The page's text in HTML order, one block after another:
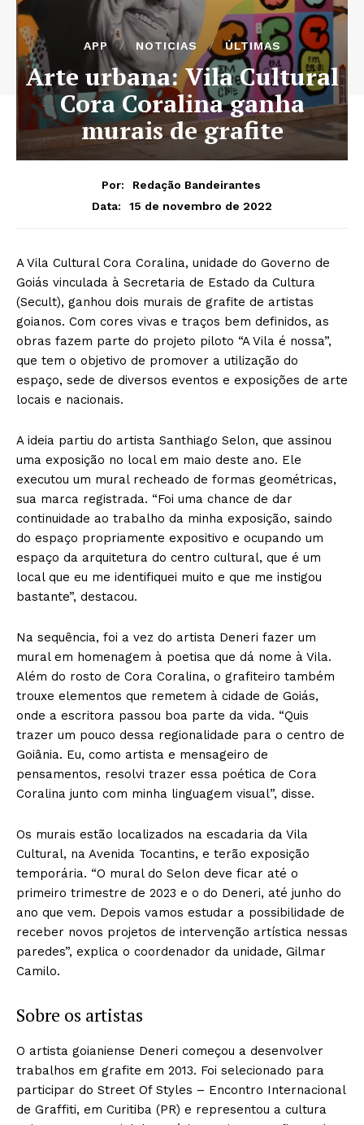
APP NOTICIAS ÚLTIMAS
Arte urbana: Vila Cultural
Cora Coralina ganha
murais de grafite
Por:
Redação Bandeirantes
Data:
15 de novembro de 2022
A Vila Cultural Cora Coralina, unidade do Governo de
Goiás vinculada à Secretaria de Estado da Cultura
(Secult), ganhou dois murais de grafite de artistas
goianos. Com cores vivas e traços bem definidos, as
obras fazem parte do projeto piloto “A Vila é nossa”,
que tem o objetivo de promover a utilização do
espaço, sede de diversos eventos e exposições de arte
locais e nacionais.
A ideia partiu do artista Santhiago Selon, que assinou
uma exposição no local em maio deste ano. Ele
executou um mural recheado de formas geométricas,
sua marca registrada. “Foi uma chance de dar
continuidade ao trabalho da minha exposição, saindo
do espaço propriamente expositivo e ocupando um
espaço da arquitetura do centro cultural, que é um
local que eu me identifiquei muito e que me instigou
bastante”, destacou.
Na sequência, foi a vez do artista Deneri fazer um
mural em homenagem à poetisa que dá nome à Vila.
Além do rosto de Cora Coralina, o grafiteiro também
trouxe elementos que remetem à cidade de Goiás,
onde a escritora passou boa parte da vida. “Quis
trazer um pouco dessa regionalidade para o centro de
Goiânia. Eu, como artista e mensageiro de
pensamentos, resolvi trazer essa poética de Cora
Coralina junto com minha linguagem visual”, disse.
Os murais estão localizados na escadaria da Vila
Cultural, na Avenida Tocantins, e terão exposição
temporária. “O mural do Selon deve ficar até o
primeiro trimestre de 2023 e o do Deneri, até junho do
ano que vem. Depois vamos estudar a possibilidade de
receber novos projetos de intervenção artística nessas
paredes”, explica o coordenador da unidade, Gilmar
Camilo.
Sobre os artistas
O artista goianiense Deneri começou a desenvolver
trabalhos em grafite em 2013. Foi selecionado para
participar do Street Of Styles – Encontro Internacional
de Graffiti, em Curitiba (PR) e representou a cultura